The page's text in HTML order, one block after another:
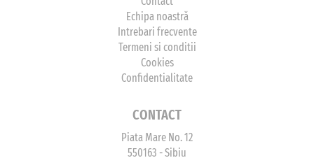
Echipa noastră
Intrebari frecvente
Termeni si conditii
Cookies
Confidentialitate
CONTACT
Piata Mare No. 12
550163 - Sibiu